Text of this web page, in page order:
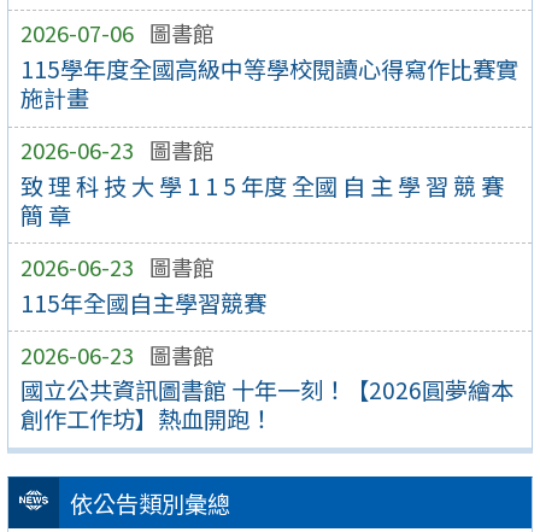
2026-07-06 圖書館
115學年度全國高級中等學校閱讀心得寫作比賽實
施計畫
2026-06-23 圖書館
致 理 科 技 大 學 1 1 5 年度 全國 自 主 學 習 競 賽
簡 章
2026-06-23 圖書館
115年全國自主學習競賽
2026-06-23 圖書館
國立公共資訊圖書館 十年一刻！【2026圓夢繪本
創作工作坊】熱血開跑！
依公告類別彙總